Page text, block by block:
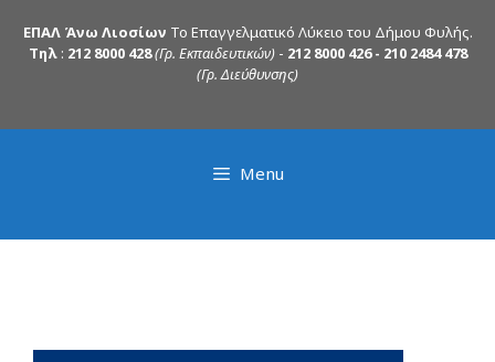
ΕΠΑΛ Άνω Λιοσίων Το Επαγγελματικό Λύκειο του Δήμου Φυλής.
Τηλ: 212 8000 428(Γρ. Εκπαιδευτικών)- 212 8000 426 - 210 2484 478
(Γρ. Διεύθυνσης)
Menu